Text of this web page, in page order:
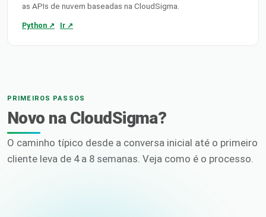
as APIs de nuvem baseadas na CloudSigma.
Python ↗ Ir ↗
PRIMEIROS PASSOS
Novo na CloudSigma?
O caminho típico desde a conversa inicial até o primeiro
cliente leva de 4 a 8 semanas. Veja como é o processo.